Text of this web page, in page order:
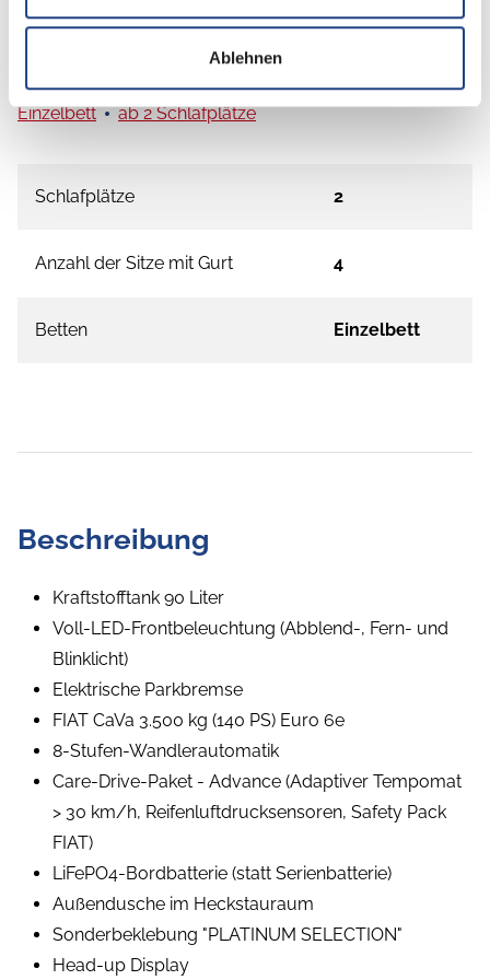
Ablehnen
Grundrissbeschreibung
Einzelbett ab 2 Schlafplätze
Schlafplätze 2
Anzahl der Sitze mit Gurt 4
Betten Einzelbett
Beschreibung
Kraftstofftank 90 Liter
Voll-LED-Frontbeleuchtung (Abblend-, Fern- und
Blinklicht)
Elektrische Parkbremse
FIAT CaVa 3.500 kg (140 PS) Euro 6e
8-Stufen-Wandlerautomatik
Care-Drive-Paket - Advance (Adaptiver Tempomat
> 30 km/h, Reifenluftdrucksensoren, Safety Pack
FIAT)
LiFePO4-Bordbatterie (statt Serienbatterie)
Außendusche im Heckstauraum
Sonderbeklebung "PLATINUM SELECTION"
Head-up Display